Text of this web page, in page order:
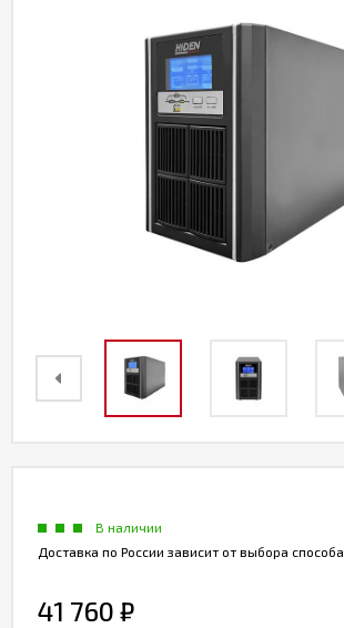
В наличии
Доставка по России зависит от выбора способа
41 760 ₽